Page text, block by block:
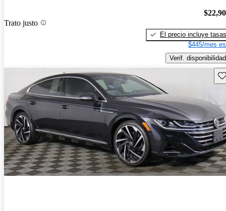
Trato justo
El precio incluye tasas
$445/mes
Verif. disponibilidad